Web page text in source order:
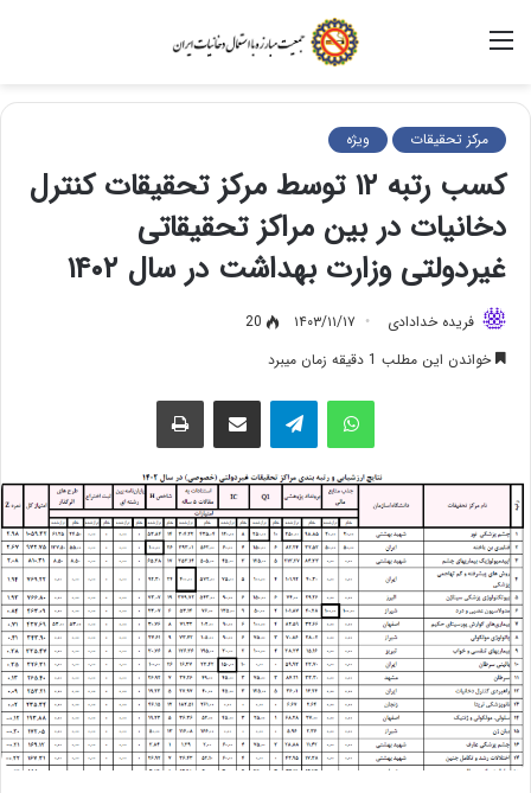
مرکز تحقیقات ویژه
کسب رتبه ۱۲ توسط مرکز تحقیقات کنترل
دخانیات در بین مراکز تحقیقاتی
غیردولتی وزارت بهداشت در سال ۱۴۰۲
فریده خدادادی ۱۴۰۳/۱۱/۱۷
20
خواندن این مطلب 1 دقیقه زمان میبرد
واتس آپ اشتراک گذاری از طریق ایمیل